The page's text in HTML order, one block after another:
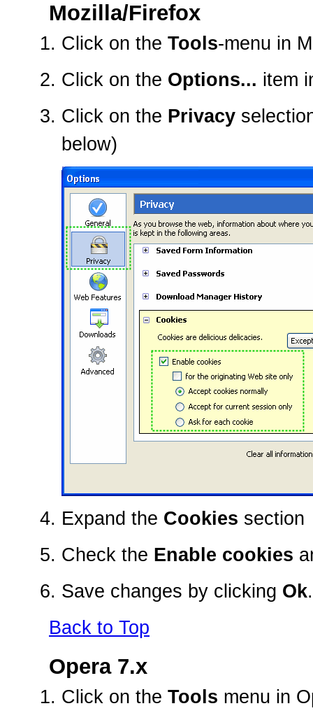
Mozilla/Firefox
Click on the Tools-menu in
Click on the Options... item
Click on the Privacy
below)
Expand the Cookies section
Check the Enable cookies
Save changes by clicking Ok.
Back to Top
Opera 7.x
Click on the Tools menu in